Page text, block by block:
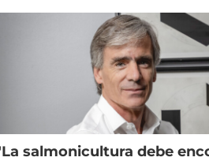
salmonicultura debe